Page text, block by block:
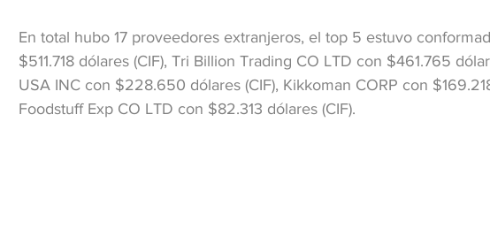
En total hubo 17 proveedores extranjeros, el top 5 estuvo
$511.718 dólares (CIF), Tri Billion Trading CO LTD con $461.765
USA INC con $228.650 dólares (CIF), Kikkoman CORP con
Foodstuff Exp CO LTD con $82.313 dólares (CIF).